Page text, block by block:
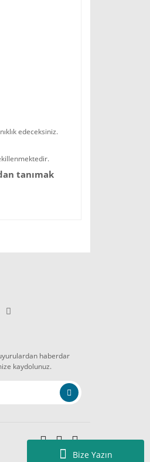
Bize Yazın
edeceksiniz.
tanımak
haberdar
kaydolunuz.